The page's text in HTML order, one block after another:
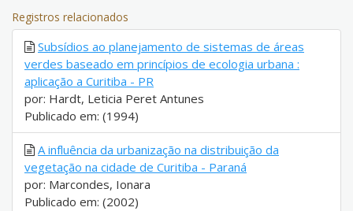
Registros relacionados
Subsídios ao planejamento de sistemas de áreas
verdes baseado em princípios de ecologia urbana :
aplicação a Curitiba - PR
por: Hardt, Leticia Peret Antunes
Publicado em: (1994)
A influência da urbanização na distribuição da
vegetação na cidade de Curitiba - Paraná
por: Marcondes, Ionara
Publicado em: (2002)